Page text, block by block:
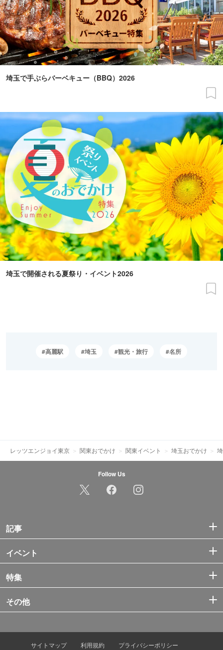
埼玉で手ぶらバーベキュー（BBQ）2026
埼玉で開催される夏祭り・イベント2026
高麗駅 埼玉 観光・旅行 名所
レッツエンジョイ東京 関東おでかけ 関東イベント 埼玉おでかけ
Follow Us
記事
イベント
特集
その他
サイトマップ 利用規約 プライバシーポリシー